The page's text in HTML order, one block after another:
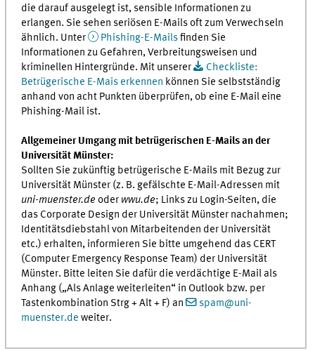
die darauf ausgelegt ist, sensible Informationen zu
erlangen. Sie sehen seriösen E-Mails oft zum Verwechseln
ähnlich. Unter
Phishing-E-Mailsfinden Sie
Informationen zu Gefahren, Verbreitungsweisen und
kriminellen Hintergründe. Mit unserer
Checkliste:
Betrügerische E-Mais erkennen können Sie selbstständig
anhand von acht Punkten überprüfen, ob eine E-Mail eine
Phishing-Mail ist.
Allgemeiner Umgang mit betrügerischen E-Mails an der
Universität Münster:
Sollten Sie zukünftig betrügerische E-Mails mit Bezug zur
Universität Münster (z. B. gefälschte E-Mail-Adressen mit
uni-muenster.de oder wwu.de; Links zu Login-Seiten, die
das Corporate Design der Universität Münster nachahmen;
Identitätsdiebstahl von Mitarbeitenden der Universität
etc.) erhalten, informieren Sie bitte umgehend das CERT
(Computer Emergency Response Team) der Universität
Münster. Bitte leiten Sie dafür die verdächtige E-Mail als
Anhang („Als Anlage weiterleiten“ in Outlook bzw. per
Tastenkombination Strg + Alt + F) an
spam@uni-
muenster.de weiter.